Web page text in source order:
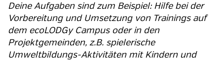
Deine Aufgaben sind zum Beispiel: Hilfe bei der
Vorbereitung und Umsetzung von Trainings auf
dem ecoLODGy Campus oder in den
Projektgemeinden, z.B. spielerische
Umweltbildungs-Aktivitäten mit Kindern und